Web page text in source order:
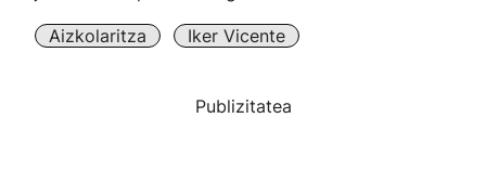
Kirol gehiago
Aizkolaritza Iker Vicente
Publizitatea